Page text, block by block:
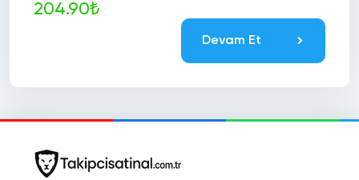
204.90₺
Devam Et